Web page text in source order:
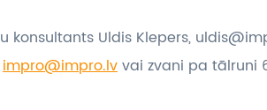
Uldis Klepers,
impro@impro.lvvai zvani pa tālruni